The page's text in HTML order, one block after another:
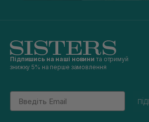
Підпишись на наші новини та отримуй
знижку 5% на перше замовлення
Email